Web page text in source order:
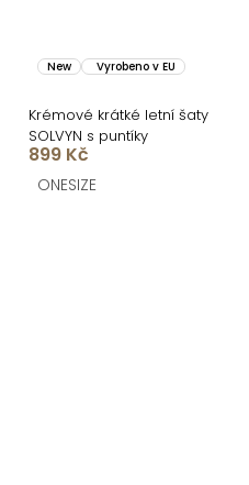
New Vyrobeno v EU
Krémové krátké letní šaty
SOLVYN s puntíky
899 Kč
ONESIZE